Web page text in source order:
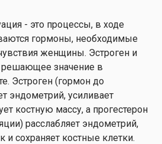
- это процессы, в ходе
гормоны, необходимые
женщины. Эстроген и
решающее значение в
Эстроген (гормон до
эндометрий, усиливает
костную массу, а прогестерон
расслабляет эндометрий,
и сохраняет костные клетки.